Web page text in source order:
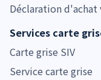
Déclaration d'achat
Services carte
Carte grise SIV
Service carte grise